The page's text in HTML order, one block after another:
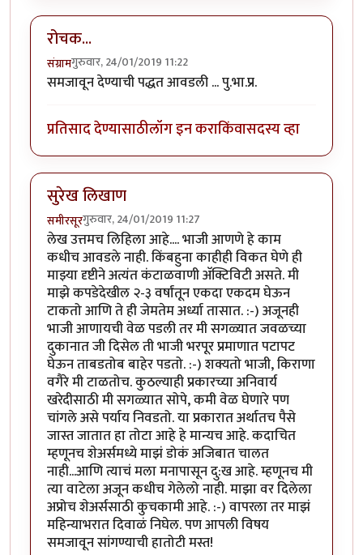
रोचक...
संग्रामगुरुवार, 24/01/2019 11:22
समजावून देण्याची पद्धत आवडली ... पु.भा.प्र.
प्रतिसाद देण्यासाठीलॉग इन कराकिंवासदस्य व्हा
सुरेख लिखाण
समीरसूरगुरुवार, 24/01/2019 11:27
लेख उत्तमच लिहिला आहे.... भाजी आणणे हे काम
कधीच आवडले नाही. किंबहुना काहीही विकत घेणे ही
माझ्या दृष्टीने अत्यंत कंटाळवाणी अ‍ॅक्टिविटी असते. मी
माझे कपडेदेखील २-३ वर्षांतून एकदा एकदम घेऊन
टाकतो आणि ते ही जेमतेम अर्ध्या तासात. :-) अजूनही
भाजी आणायची वेळ पडली तर मी सगळ्यात जवळच्या
दुकानात जी दिसेल ती भाजी भरपूर प्रमाणात पटापट
घेऊन ताबडतोब बाहेर पडतो. :-) शक्यतो भाजी, किराणा
वगैरे मी टाळतोच. कुठल्याही प्रकारच्या अनिवार्य
खरेदीसाठी मी सगळ्यात सोपे, कमी वेळ घेणारे पण
चांगले असे पर्याय निवडतो. या प्रकारात अर्थातच पैसे
जास्त जातात हा तोटा आहे हे मान्यच आहे. कदाचित
म्हणूनच शेअर्समध्ये माझं डोकं अजिबात चालत
नाही...आणि त्याचं मला मनापासून दु:ख आहे. म्हणूनच मी
त्या वाटेला अजून कधीच गेलेलो नाही. माझा वर दिलेला
अप्रोच शेअर्ससाठी कुचकामी आहे. :-) वापरला तर माझं
महिन्याभरात दिवाळं निघेल. पण आपली विषय
समजावून सांगण्याची हातोटी मस्त!